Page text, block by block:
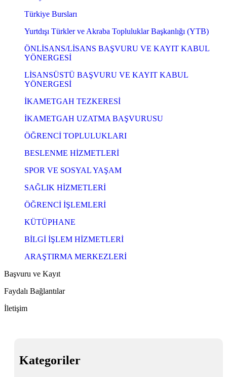
Türkiye Bursları
Yurtdışı Türkler ve Akraba Topluluklar Başkanlığı (YTB)
ÖNLİSANS/LİSANS BAŞVURU VE KAYIT KABUL
YÖNERGESİ
LİSANSÜSTÜ BAŞVURU VE KAYIT KABUL
YÖNERGESİ
İKAMETGAH TEZKERESİ
İKAMETGAH UZATMA BAŞVURUSU
ÖĞRENCİ TOPLULUKLARI
BESLENME HİZMETLERİ
SPOR VE SOSYAL YAŞAM
SAĞLIK HİZMETLERİ
ÖĞRENCİ İŞLEMLERİ
KÜTÜPHANE
BİLGİ İŞLEM HİZMETLERİ
ARAŞTIRMA MERKEZLERİ
Başvuru ve Kayıt
Faydalı Bağlantılar
İletişim
Kategoriler